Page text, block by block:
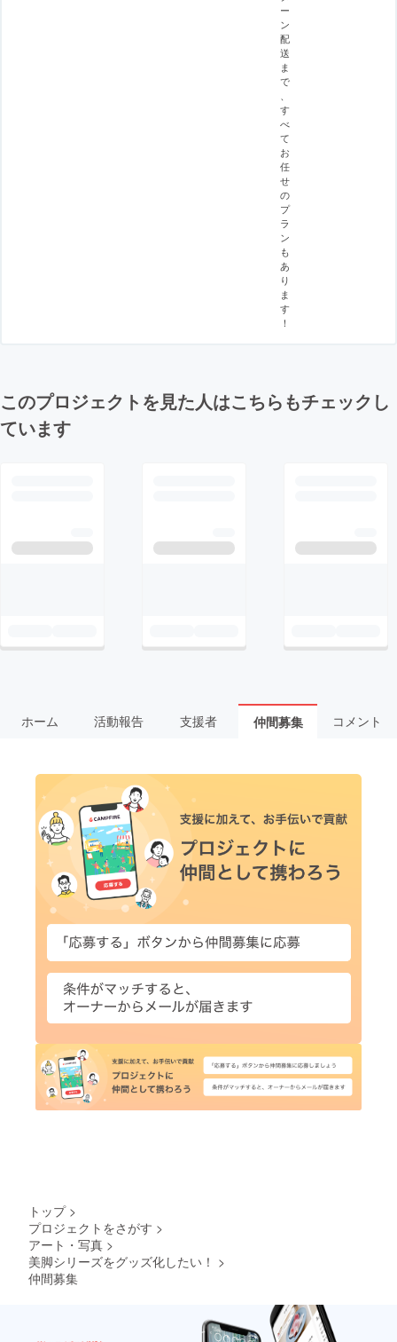
ー
ン
配
送
ま
で
す
べ
て
お
任
せ
の
プ
ラ
ン
も
あ
り
ま
す
！
このプロジェクトを見た人はこちらもチェックし
ています
ホーム 活動報告 支援者 仲間募集 コメント
トップ >
プロジェクトをさがす >
アート・写真 >
美脚シリーズをグッズ化したい！ >
仲間募集